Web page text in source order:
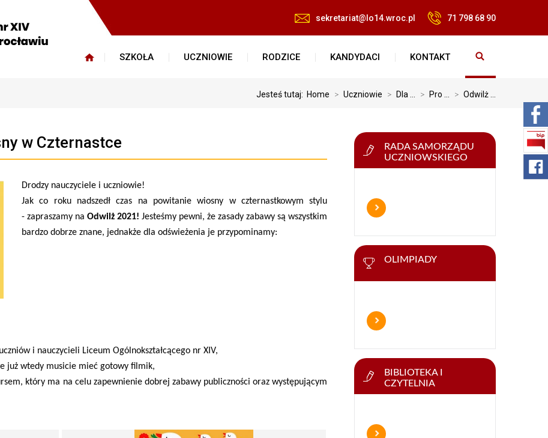
sekretariat@lo14.wroc.pl 71 798 68 90
SZKOŁA UCZNIOWIE RODZICE KANDYDACI KONTAKT
Jesteś tutaj: Home > Uczniowie > Dla ... > Pro ... > Odwilż ...
w Czternastce
Drodzy nauczyciele i uczniowie!
Jak co roku nadszedł czas na powitanie wiosny w czternastkowym stylu
- zapraszamy naOdwilż 2021!Jesteśmy pewni, że zasady zabawy są wszystkim
bardzo dobrze znane, jednakże dla odświeżenia je przypominamy:
i nauczycieli Liceum Ogólnokształcącego nr XIV,
już wtedy musicie mieć gotowy filmik,
który ma na celu zapewnienie dobrej zabawy publiczności oraz występującym
RADA SAMORZĄDU
UCZNIOWSKIEGO
OLIMPIADY
BIBLIOTEKA I
CZYTELNIA